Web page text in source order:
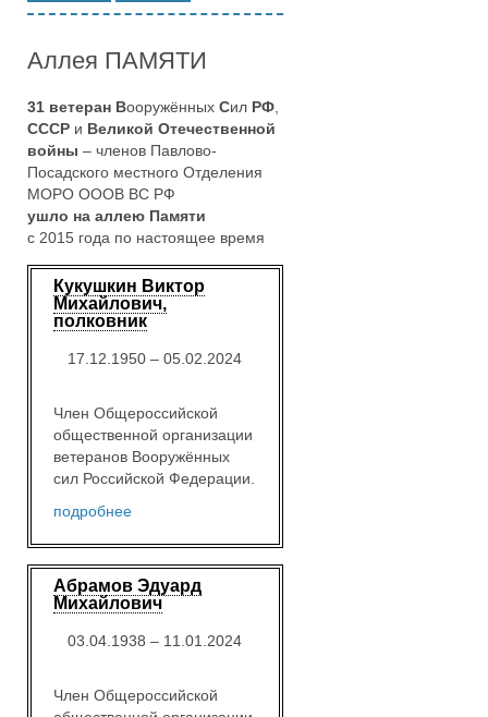
Аллея ПАМЯТИ
31 ветеран Вооружённых Сил РФ,
СССР и Великой Отечественной
войны – членов Павлово-
Посадского местного Отделения
МОРО ОООВ ВС РФ
ушло на аллею Памяти
с 2015 года по настоящее время
Кукушкин Виктор
Михайлович,
полковник
17.12.1950 – 05.02.2024
Член Общероссийской
общественной организации
ветеранов Вооружённых
сил Российской Федерации.
подробнее
Абрамов Эдуард
Михайлович
03.04.1938 – 11.01.2024
Член Общероссийской